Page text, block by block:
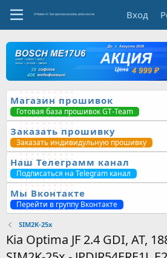
Вход
Магазин прошивок
Готовая база прошивок GT-Team
Заказать прошивку
Заказать индивидульную прошивку
Наш Телеграмм канал
Подписаться на Telegram канал
Мы Вконтакте
Перейти в группу Вконтакте
SIM2K-25x
Kia Optima JF 2.4 GDI, AT,